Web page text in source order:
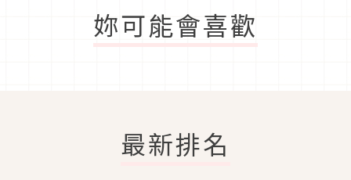
妳可能會喜歡
最新排名